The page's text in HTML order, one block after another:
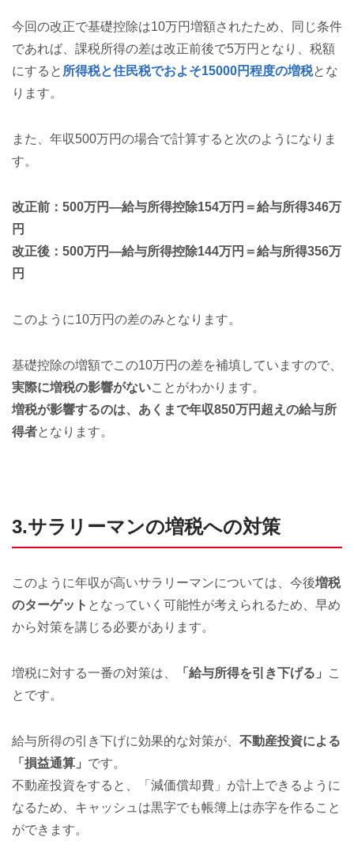
今回の改正で基礎控除は10万円増額されたため、同じ条件
であれば、課税所得の差は改正前後で5万円となり、税額
にすると 所得税と住民税でおよそ15000円程度の増税とな
ります。
また、年収500万円の場合で計算すると次のようになりま
す。
改正前：500万円—給与所得控除154万円＝給与所得346万
円
改正後：500万円—給与所得控除144万円＝給与所得356万
円
このように10万円の差のみとなります。
基礎控除の増額でこの10万円の差を補填していますので、
実際に増税の影響がないことがわかります。
増税が影響するのは、あくまで年収850万円超えの給与所
得者となります。
3.サラリーマンの増税への対策
このように年収が高いサラリーマンについては、今後増税
のターゲット となっていく可能性が考えられるため、早め
から対策を講じる必要があります。
増税に対する一番の対策は、 「給与所得を引き下げる」
こ
とです。
給与所得の引き下げに効果的な対策が、 不動産投資による
「損益通算」 です。
不動産投資をすると、「減価償却費」が計上できるように
なるため、キャッシュは黒字でも帳簿上は赤字を作ること
ができます。